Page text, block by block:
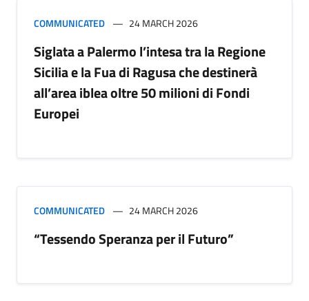
COMMUNICATED 24 MARCH 2026
Siglata a Palermo l’intesa tra la Regione
Sicilia e la Fua di Ragusa che destinerà
all’area iblea oltre 50 milioni di Fondi
Europei
COMMUNICATED 24 MARCH 2026
“Tessendo Speranza per il Futuro”